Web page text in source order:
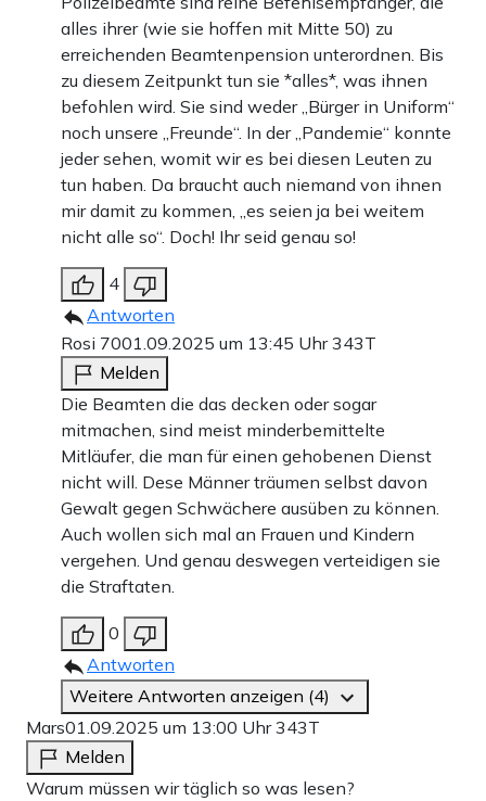
alles ihrer (wie sie hoffen mit Mitte 50) zu
erreichenden Beamtenpension unterordnen. Bis
zu diesem Zeitpunkt tun sie *alles*, was ihnen
befohlen wird. Sie sind weder „Bürger in Uniform“
noch unsere „Freunde“. In der „Pandemie“ konnte
jeder sehen, womit wir es bei diesen Leuten zu
tun haben. Da braucht auch niemand von ihnen
mir damit zu kommen, „es seien ja bei weitem
nicht alle so“. Doch! Ihr seid genau so!
4
Antworten
Rosi 7001.09.2025 um 13:45 Uhr343T
Melden
Die Beamten die das decken oder sogar
mitmachen, sind meist minderbemittelte
Mitläufer, die man für einen gehobenen Dienst
nicht will. Dese Männer träumen selbst davon
Gewalt gegen Schwächere ausüben zu können.
Auch wollen sich mal an Frauen und Kindern
vergehen. Und genau deswegen verteidigen sie
die Straftaten.
0
Antworten
Weitere Antworten anzeigen (4)
Mars01.09.2025 um 13:00 Uhr343T
Melden
Warum müssen wir täglich so was lesen?